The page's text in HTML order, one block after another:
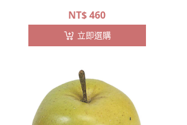
NT$460
立即選購